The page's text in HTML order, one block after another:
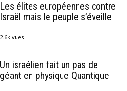
Les élites européennes contre
Israël mais le peuple s’éveille
2.6k vues
Un israélien fait un pas de
géant en physique Quantique